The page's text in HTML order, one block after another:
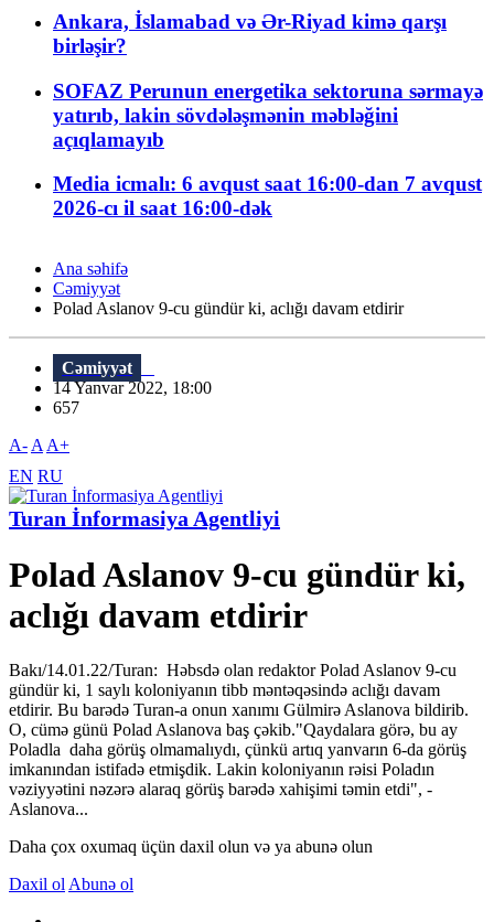
Ankara, İslamabad və Ər-Riyad kimə qarşı
birləşir?
SOFAZ Perunun energetika sektoruna sərmayə
yatırıb, lakin sövdələşmənin məbləğini
açıqlamayıb
Media icmalı: 6 avqust saat 16:00-dan 7 avqust
2026-cı il saat 16:00-dək
Ana səhifə
Cəmiyyət
Polad Aslanov 9-cu gündür ki, aclığı davam etdirir
Cəmiyyət
14 Yanvar 2022, 18:00
657
A- A A+
EN RU
Turan İnformasiya Agentliyi
Polad Aslanov 9-cu gündür ki,
aclığı davam etdirir
Bakı/14.01.22/Turan: Həbsdə olan redaktor Polad Aslanov 9-cu
gündür ki, 1 saylı koloniyanın tibb məntəqəsində aclığı davam
etdirir. Bu barədə Turan-a onun xanımı Gülmirə Aslanova bildirib.
O, cümə günü Polad Aslanova baş çəkib."Qaydalara görə, bu ay
Poladla daha görüş olmamalıydı, çünkü artıq yanvarın 6-da görüş
imkanından istifadə etmişdik. Lakin koloniyanın rəisi Poladın
vəziyyətini nəzərə alaraq görüş barədə xahişimi təmin etdi", -
Aslanova...
Daha çox oxumaq üçün daxil olun və ya abunə olun
Daxil ol Abunə ol